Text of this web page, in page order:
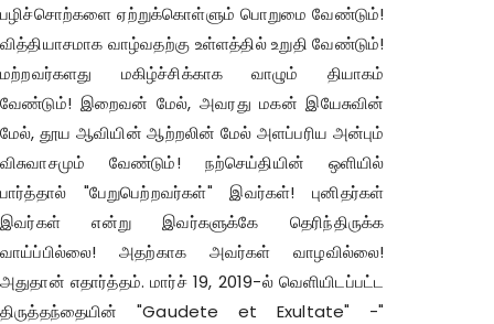
பழிச்சொற்களை ஏற்றுக்கொள்ளும் பொறுமை வேண்டும்!
வித்தியாசமாக வாழ்வதற்கு உள்ளத்தில் உறுதி வேண்டும்!
மற்றவர்களது மகிழ்ச்சிக்காக வாழும் தியாகம்
வேண்டும்! இறைவன் மேல், அவரது மகன் இயேசுவின்
மேல், தூய ஆவியின் ஆற்றலின் மேல் அளப்பரிய அன்பும்
விசுவாசமும் வேண்டும்! நற்செய்தியின் ஒளியில்
பார்த்தால் "பேறுபெற்றவர்கள்" இவர்கள்! புனிதர்கள்
இவர்கள் என்று இவர்களுக்கே தெரிந்திருக்க
வாய்ப்பில்லை! அதற்காக அவர்கள் வாழவில்லை!
அதுதான் எதார்த்தம். மார்ச் 19, 2019-ல் வெளியிடப்பட்ட
திருத்தந்தையின் "Gaudete et Exultate" -"